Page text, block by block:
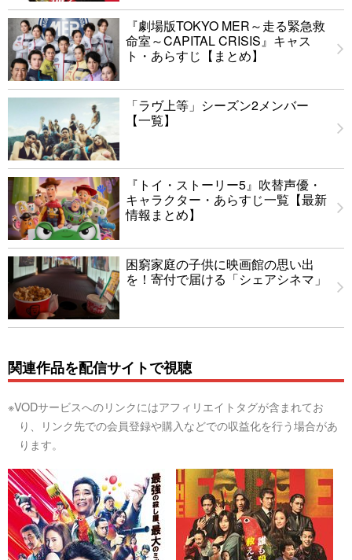
『劇場版TOKYO MER～走る緊急救
命室～CAPITAL CRISIS』キャス
ト・あらすじ【まとめ】
「ラヴ上等」シーズン2メンバー
【一覧】
『トイ・ストーリー5』吹替声優・
キャラクター・あらすじ一覧【最新
情報まとめ】
困窮家庭の子供に映画館の思い出
を！寄付で届ける「シェアシネマ」
関連作品を配信サイトで視聴
※VODサービスへのリンクにはアフィリエイトタグが含まれてお
り、リンク先での会員登録や購入などでの収益化を行う場合があ
ります。